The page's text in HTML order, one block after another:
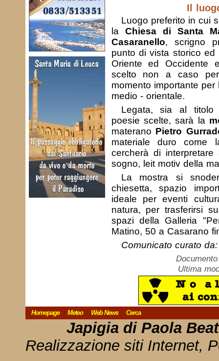
Il
Luogo preferito in cui
la Chiesa di Santa
Casaranello, scrigno
punto di vista storico ed
Oriente ed Occidente
scelto non a caso
momento importante
medio - orientale.
Legata, sia al titolo
poesie scelte, sarà la
materano Pietro
materiale duro come
cercherà di
sogno, leit motiv della
La mostra si
chiesetta, spazio
ideale per eventi
natura, per trasferirsi
spazi della Galleria
Matino, 50 a Casarano
Comunicato curato
Ultima
Homepage Meteo Web News Cerca
Japigia di Paola
Realizzazione siti Internet,